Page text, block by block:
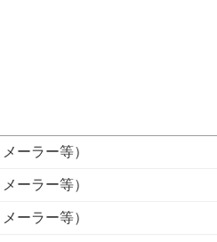
ーラー等）
ーラー等）
ーラー等）